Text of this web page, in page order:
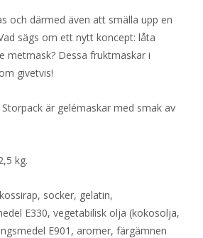
och därmed även att smälla upp en
sägs om ett nytt koncept: låta
metmask? Dessa fruktmaskar i
givetvis!
är gelémaskar med smak av
kg.
socker, gelatin,
E330, vegetabilisk olja (kokosolja,
E901, aromer, färgämnen